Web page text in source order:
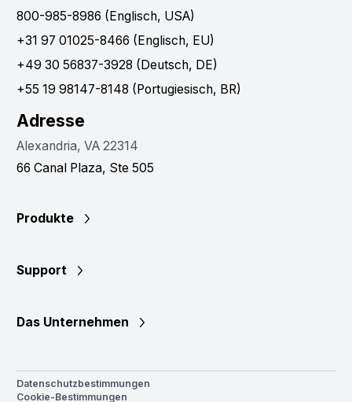
800-985-8986 (Englisch, USA)
+31 97 01025-8466 (Englisch, EU)
+49 30 56837-3928 (Deutsch, DE)
+55 19 98147-8148 (Portugiesisch, BR)
Adresse
Alexandria, VA 22314
66 Canal Plaza, Ste 505
Produkte
Support
Das Unternehmen
Datenschutzbestimmungen
Cookie-Bestimmungen